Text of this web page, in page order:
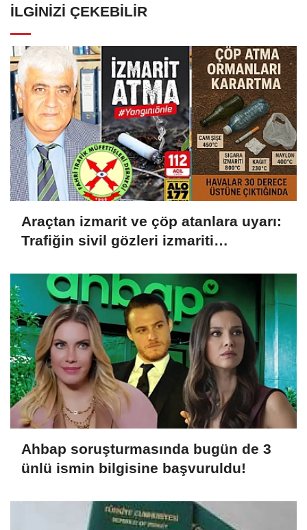
İLGINIZI ÇEKEBILIR
Araçtan izmarit ve çöp atanlara uyarı:
Trafiğin sivil gözleri izmariti
Ahbap soruşturmasında bugün de 3
ünlü ismin bilgisine başvuruldu!